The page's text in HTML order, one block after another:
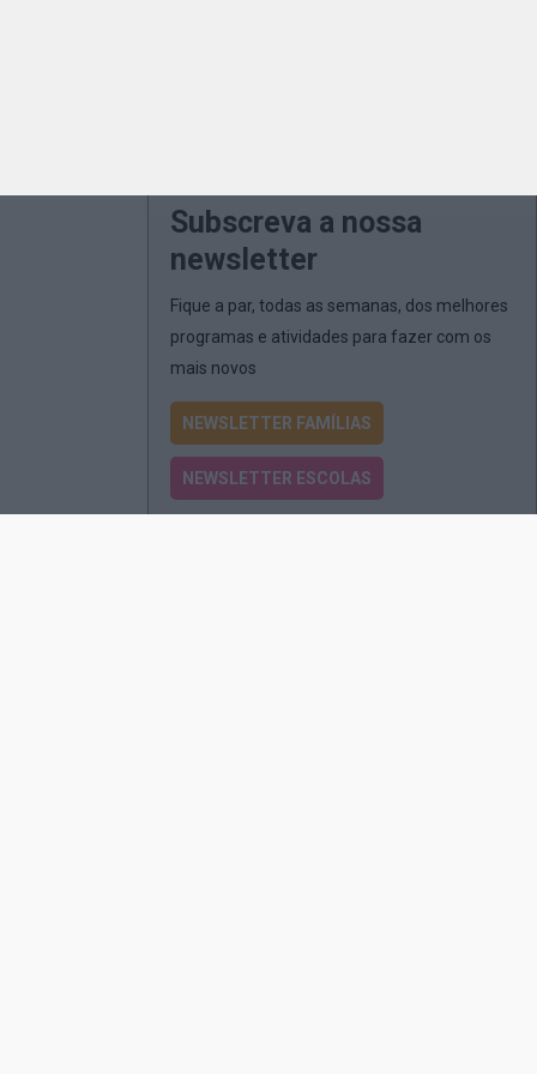
Subscreva a nossa
newsletter
Fique a par, todas as semanas, dos melhores
programas e atividades para fazer com os
mais novos
NEWSLETTER FAMÍLIAS
NEWSLETTER ESCOLAS